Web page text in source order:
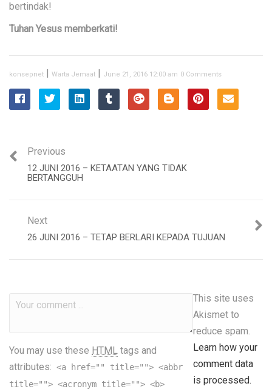
bertindak!
Tuhan Yesus memberkati!
konsepnet | Warta Jemaat | June 21, 2016 12:00 am 0 Comments
Previous
12 JUNI 2016 – KETAATAN YANG TIDAK
BERTANGGUH
Next
26 JUNI 2016 – TETAP BERLARI KEPADA TUJUAN
You may use these HTML tags and
attributes: <a href="" title=""> <abbr
title=""> <acronym title=""> <b>
This site uses
Akismet to
reduce spam.
Learn how your
comment data
is processed.